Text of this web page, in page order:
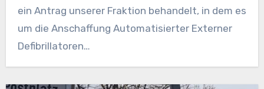
ein Antrag unserer Fraktion behandelt, in dem es
um die Anschaffung Automatisierter Externer
Defibrillatoren…